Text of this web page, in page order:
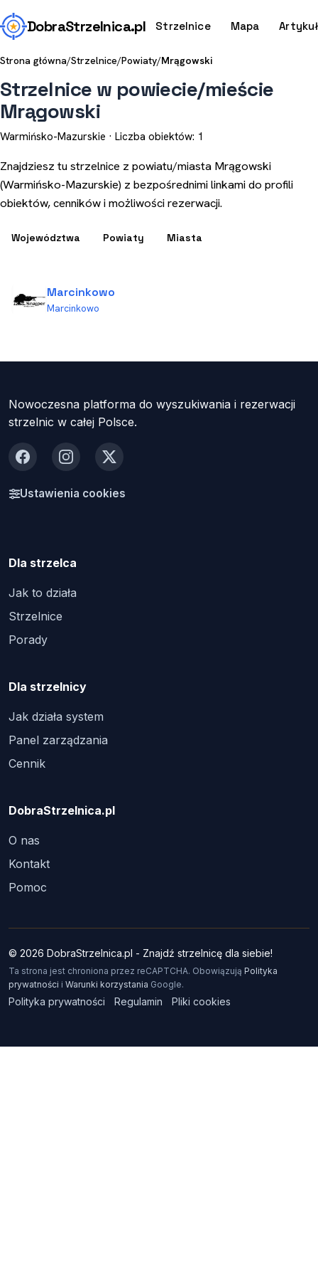
DobraStrzelnica.pl Strzelnice Mapa
Strona główna/Strzelnice/Powiaty/Mrągowski
Strzelnice w powiecie/mieście
Mrągowski
Warmińsko-Mazurskie · Liczba obiektów: 1
Znajdziesz tu strzelnice z powiatu/miasta Mrągowski
(Warmińsko-Mazurskie) z bezpośrednimi linkami do profili
obiektów, cenników i możliwości rezerwacji.
Województwa Powiaty Miasta
Marcinkowo
Marcinkowo
Nowoczesna platforma do wyszukiwania i rezerwacji
strzelnic w całej Polsce.
FacebookInstagram
X
Ustawienia cookies
Dla strzelca
Jak to działa
Strzelnice
Porady
Dla strzelnicy
Jak działa system
Panel zarządzania
Cennik
DobraStrzelnica.pl
O nas
Kontakt
Pomoc
© 2026 DobraStrzelnica.pl - Znajdź strzelnicę dla siebie!
Ta strona jest chroniona przez reCAPTCHA. Obowiązują Polityka
prywatności i Warunki korzystania Google.
Polityka prywatności Regulamin Pliki cookies